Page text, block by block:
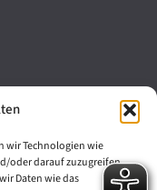
wir Technologien wie
oder darauf zuzugreifen.
Daten wie das